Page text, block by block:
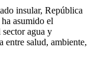
insular, República
asumido el
agua y
entre salud, ambiente,